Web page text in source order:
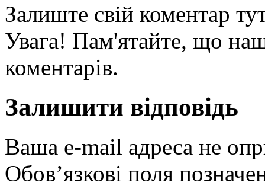
Залиште свій коментар
Увага! Пам'ятайте, що
коментарів.
Залишити відповідь
Ваша e-mail адреса не
Обов’язкові поля